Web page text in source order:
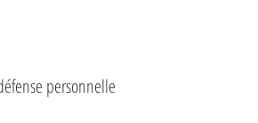
personnelle